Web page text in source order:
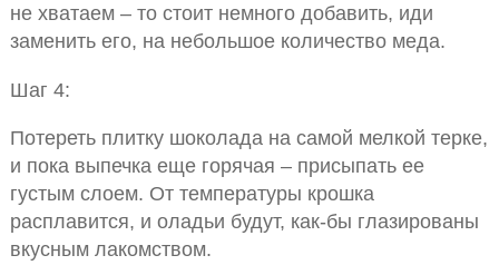
не хватаем – то стоит немного добавить, иди
заменить его, на небольшое количество меда.
Шаг 4:
Потереть плитку шоколада на самой мелкой терке,
и пока выпечка еще горячая – присыпать ее
густым слоем. От температуры крошка
расплавится, и оладьи будут, как-бы глазированы
вкусным лакомством.